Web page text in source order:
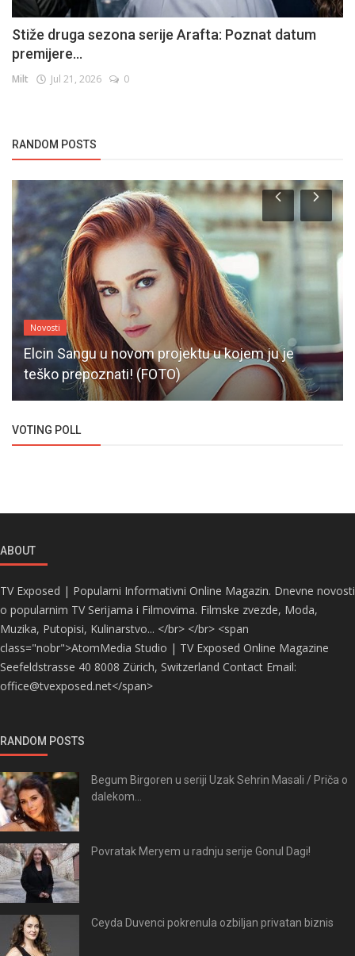
Stiže druga sezona serije Arafta: Poznat datum
premijere...
Milt Jul 21, 2026 0
RANDOM POSTS
Novosti
Elcin Sangu u novom projektu u kojem ju je
teško prepoznati! (FOTO)
VOTING POLL
ABOUT
TV Exposed | Popularni Informativni Online Magazin. Dnevne novosti
o popularnim TV Serijama i Filmovima. Filmske zvezde, Moda,
Muzika, Putopisi, Kulinarstvo... </br> </br> <span
class="nobr">AtomMedia Studio | TV Exposed Online Magazine
Seefeldstrasse 40 8008 Zürich, Switzerland Contact Email:
office@tvexposed.net</span>
RANDOM POSTS
Begum Birgoren u seriji Uzak Sehrin Masali / Priča o
dalekom...
Povratak Meryem u radnju serije Gonul Dagi!
Ceyda Duvenci pokrenula ozbiljan privatan biznis